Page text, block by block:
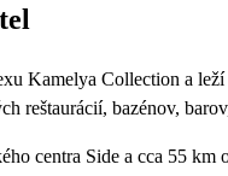
Kamelya Collection a
reštaurácií, bazénov,
centra Side a cca 55